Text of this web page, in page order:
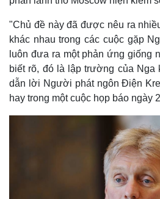
"Chủ đề này đã được nêu ra
khác nhau trong các cuộc gặp
luôn đưa ra một phản ứng giống
biết rõ, đó là lập trường của Nga
dẫn lời Người phát ngôn Điện
hay trong một cuộc họp báo ngày